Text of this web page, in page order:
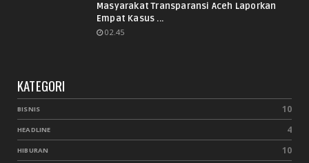
Masyarakat Transparansi Aceh Laporkan
Empat Kasus ...
02.45
KATEGORI
BISNIS 10
HEADLINE 4
HIBURAN 10